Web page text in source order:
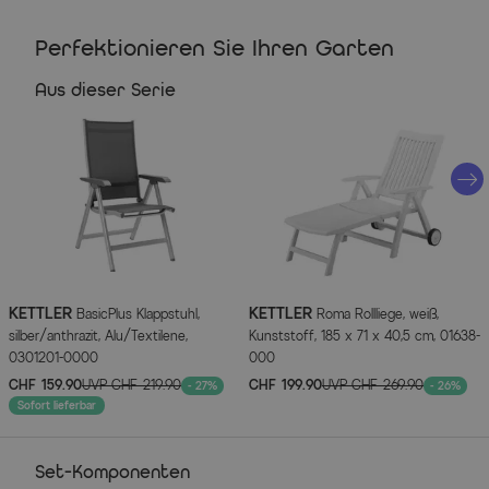
Max. Belastbarkeit: ca. 130 kg
Gewicht: ca. 5 kg
Artikelmerkmale
Attribute Werte
Hauptfarbe Anthrazit
Farbe der Sitz-/Liegefläche Schwarz
Farbe der Tischplatte Anthrazit
Perfektionieren Sie Ihren Garten
Aus dieser Serie
KETTLER BasicPlus Klappstuhl,
silber/anthrazit, Alu/Textilene,
0301201-0000
CHF 159.90UVPCHF 219.90 - 27%
Sofort lieferbar
KETTLER Roma Rollliege, weiß,
Kunststoff, 185 x 71 x 40,5 cm, 01638-
000
CHF 199.90UVPCHF 269.90 - 26%
Set-Komponenten